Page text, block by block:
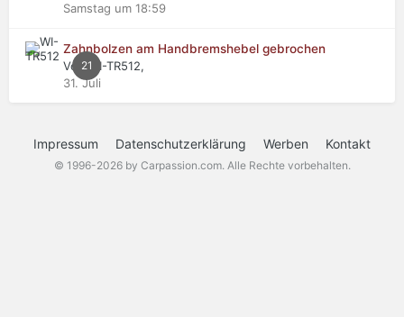
Samstag um 18:59
21
Zahnbolzen am Handbremshebel gebrochen
Von WI-TR512,
31. Juli
Impressum Datenschutzerklärung Werben Kontakt
© 1996-2026 by Carpassion.com. Alle Rechte vorbehalten.